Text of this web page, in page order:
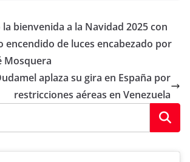
bienvenida a la Navidad 2025 con
de luces encabezado por
Mosquera
aplaza su gira en España por
restricciones aéreas en Venezuela